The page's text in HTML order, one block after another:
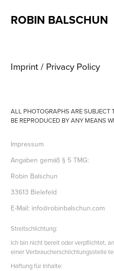
ROBIN BALSCHUN
Imprint / Privacy Policy
ALL PHOTOGRAPHS ARE SUBJECT
BE REPRODUCED BY ANY MEANS
Impressum
Angaben gemäß § 5 TMG:
Robin Balschun
33613 Bielefeld
E-Mail: info@robinbalschun.com
Streitschlichtung:
Ich bin nicht bereit oder verpflichtet,
einer Verbraucherschlichtungsstelle
Haftung für Inhalte: